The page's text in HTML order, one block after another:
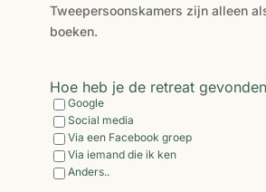
Tweepersoonskamers zijn alleen
boeken.
Hoe heb je de retreat
Google
Social media
Via een Facebook groep
Via iemand die ik ken
Anders..